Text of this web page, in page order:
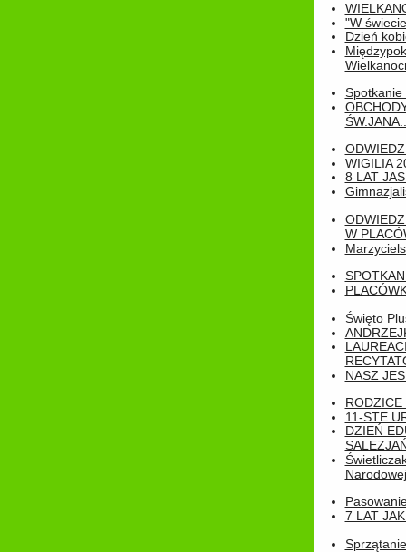
"W
Dzień
Spotkanie
WIGILIA
8 LAT
W
Święto
NASZ
RODZICE
11-STE
DZIEŃ
Narodowej
7 LAT